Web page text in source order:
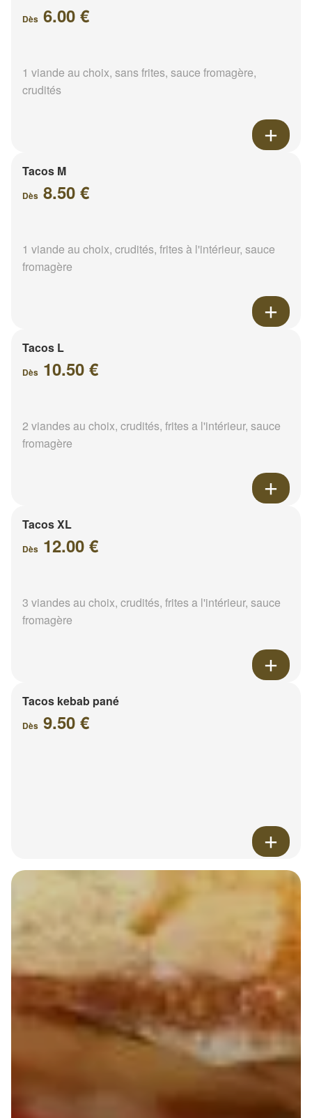
Dès 6.00 €
1 viande au choix, sans frites, sauce fromagère,
crudités
Tacos M
Dès 8.50 €
1 viande au choix, crudités, frites à l'intérieur, sauce
fromagère
Tacos L
Dès 10.50 €
2 viandes au choix, crudités, frites a l'intérieur, sauce
fromagère
Tacos XL
Dès 12.00 €
3 viandes au choix, crudités, frites a l'intérieur, sauce
fromagère
Tacos kebab pané
Dès 9.50 €